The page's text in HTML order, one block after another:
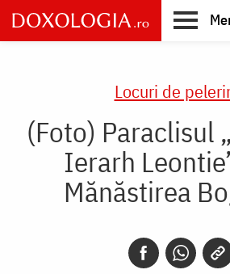
Skip
to
main
Locuri de
(Foto) Paraclisul
Ierarh
Mănăstirea